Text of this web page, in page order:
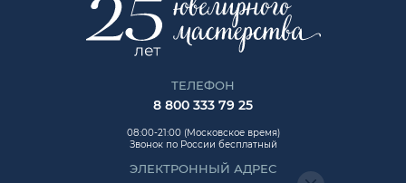
ТЕЛЕФОН
8 800 333 79 25
08:00-21:00 (Московское время)
Звонок по России бесплатный
ЭЛЕКТРОННЫЙ АДРЕС